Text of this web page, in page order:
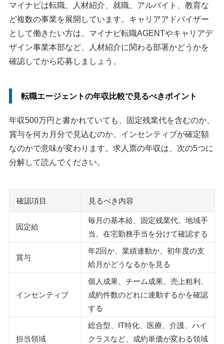
マイナビは転職、人材紹介、就職、アルバイト、教育な
ど複数の事業を展開しています。キャリアアドバイザー
として働きたい方は、マイナビ転職AGENTやキャリアデ
ザイン事業本部など、人材紹介に関わる部署かどうかを
確認してから応募しましょう。
転職エージェントの年収比較で見るべきポイント
年収500万円と書かれていても、固定残業代を含むのか、
賞与を何カ月分で見込むのか、インセンティブが確定額
なのかで意味が変わります。求人票の年収は、次の5つに
分解して読んでください。
確認項目 見るべき内容
固定給
毎月の基本給、固定残業代、地域手
当、在宅勤務手当を分けて確認する
賞与
年2回か、業績連動か、初年度の支
給月がどうなるかを見る
インセンティブ
個人成果、チーム成果、売上粗利、
成約件数のどれに連動するかを確認
する
担当領域
総合型、IT特化、医療、介護、ハイ
クラスなど、成約単価が変わる領域